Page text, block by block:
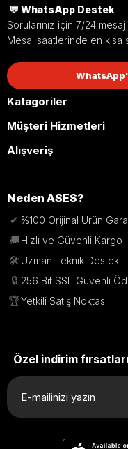
💬 WhatsApp Destek
Sorularınız için 7/24
Mesai saatlerinde en kısa
Katagoriler
Müşteri Hizmetleri
Alışveriş
Neden ASES?
✔ %100 Orijinal Ürün
🚚 Hızlı ve Güvenli Kargo
🛠️ Uzman Teknik Destek
🔒 256 Bit SSL Güvenli
🏆Yetkili Satış Noktası
Özel indirim